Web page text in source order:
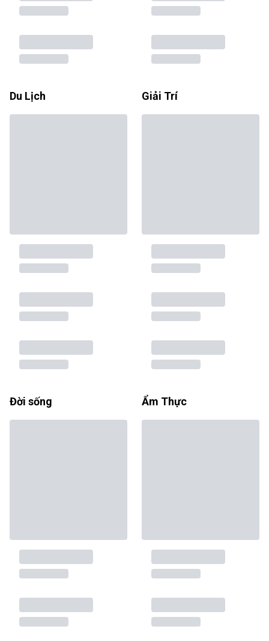
Du Lịch Giải Trí
Đời sống Ẩm Thực